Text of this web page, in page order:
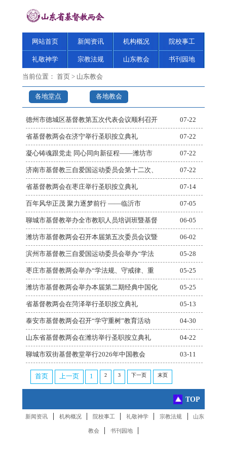
网站首页 新闻资讯 机构概况 院校事工
礼敬神学 宗教法规 山东教会 书刊园地
当前位置： 首页 > 山东教会
各地堂点 各地教会
德州市德城区基督教第五次代表会议顺利召开 07-22
省基督教两会在济宁举行圣职按立典礼 07-22
凝心铸魂跟党走 同心同向新征程——潍坊市 07-22
济南市基督教三自爱国运动委员会第十二次、 07-22
省基督教两会在枣庄举行圣职按立典礼 07-14
百年风华正茂 聚力逐梦前行 ——临沂市 07-05
聊城市基督教举办全市教职人员培训班暨基督 06-05
潍坊市基督教两会召开本届第五次委员会议暨 06-02
滨州市基督教三自爱国运动委员会举办“学法 05-28
枣庄市基督教两会举办“学法规、守戒律、重 05-25
潍坊市基督教两会举办本届第二期经典中国化 05-25
省基督教两会在菏泽举行圣职按立典礼 05-13
泰安市基督教两会召开“学守重树”教育活动 04-30
山东省基督教两会在潍坊举行圣职按立典礼 04-22
聊城市双街基督教堂举行2026年中国教会 03-11
首页 上一页 1 2 3 下一页 末页
TOP
新闻资讯 | 机构概况 | 院校事工 | 礼敬神学 | 宗教法规 | 山东
教会 | 书刊园地 |